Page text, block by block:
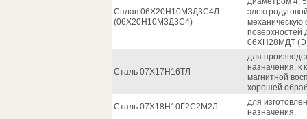
Сплав 06Х20Н10М3Д3С4Л
(06Х20Н10М3Д3С4)
механическую
поверхностей
06ХН28МДТ
Сталь 07Х17Н16ТЛ
для
назначения, к
магнитной
хорошей
Сталь 07Х18Н10Г2С2М2Л
для
назначения.